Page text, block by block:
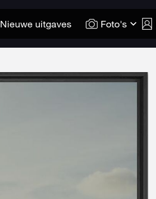
Nieuwe uitgaves Foto's